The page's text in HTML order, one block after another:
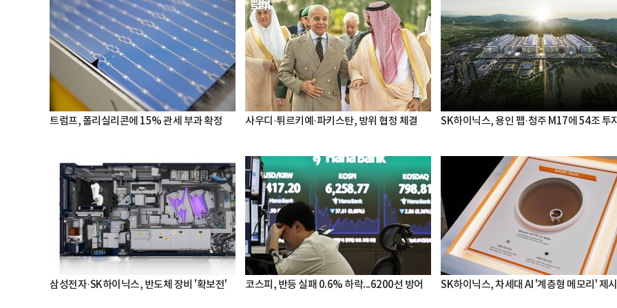
트럼프, 폴리실리콘에 15% 관세 부과 확정 사우디·튀르키예·파키스탄, 방위 협정 체결 SK하이닉스, 용인 팹·청주 M17에 54조 투
삼성전자·SK하이닉스, 반도체 장비 '확보전' 코스피, 반등 실패 0.6% 하락...6200선 방어 SK하이닉스, 차세대 AI '계층형 메모리' 제시